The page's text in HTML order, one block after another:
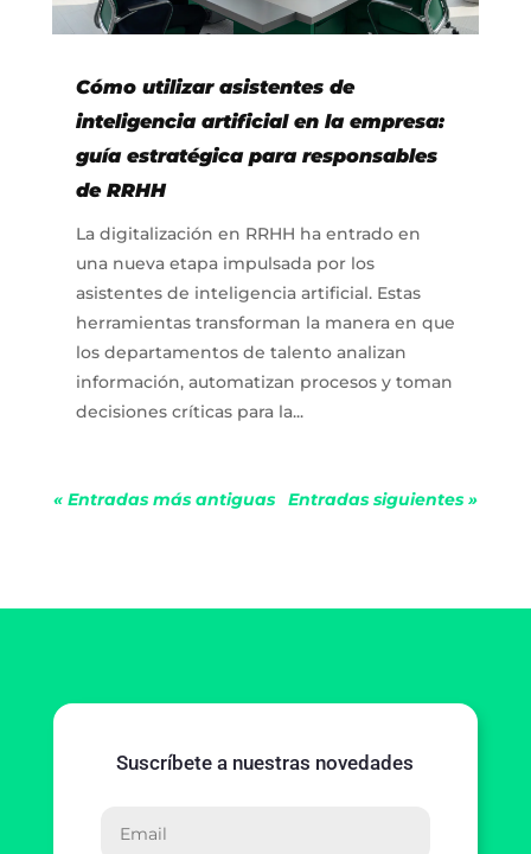
Cómo utilizar asistentes de
inteligencia artificial en la empresa:
guía estratégica para responsables
de RRHH
La digitalización en RRHH ha entrado en
una nueva etapa impulsada por los
asistentes de inteligencia artificial. Estas
herramientas transforman la manera en que
los departamentos de talento analizan
información, automatizan procesos y toman
decisiones críticas para la...
« Entradas más antiguas Entradas siguientes »
Suscríbete a nuestras novedades